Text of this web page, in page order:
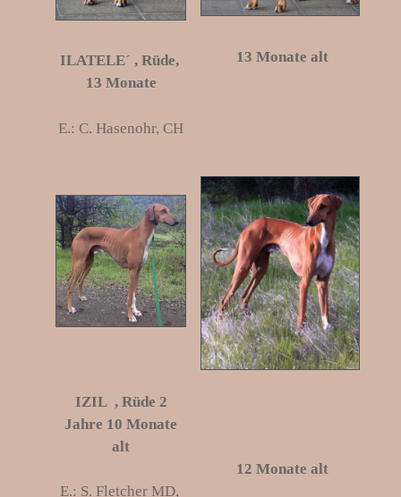
ILATELE´ , Rüde,
13 Monate
E.: C. Hasenohr, CH
13 Monate alt
IZIL, Rüde 2
Jahre 10 Monate
alt
E.: S. Fletcher MD,
12 Monate alt